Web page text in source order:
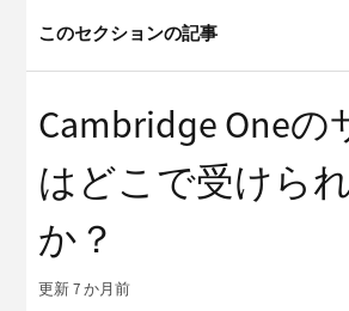
このセクションの記事
Cambridge Oneの
はどこで受けら
か？
更新7 か月前